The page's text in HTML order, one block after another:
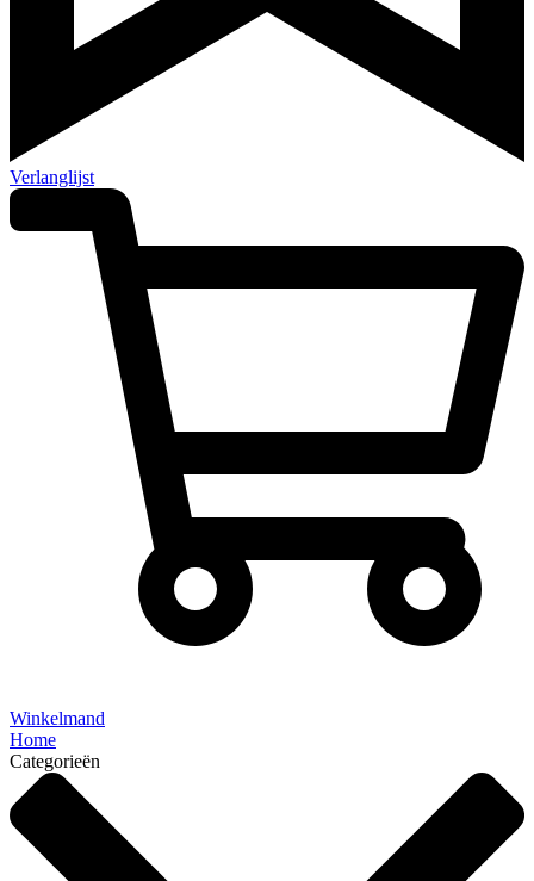
Verlanglijst
Winkelmand
Home
Categorieën